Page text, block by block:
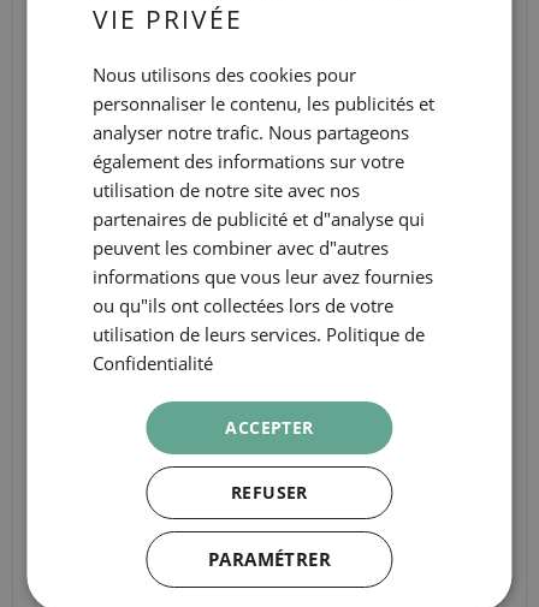
rendant ainsi plus sinueux.
REC MODERNE
Au XVIIIe siècle, Barcelone connait une explosion
démographique importante. La ville s’étend, faisant
surgir une nouvelle zone, celle de la "
Hort i Vinyet
GERMAN
RUSSIAN
VIE PRIVÉE
Nous utilisons des cookies pour
personnaliser le contenu, les publicités et
analyser notre trafic. Nous partageons
également des informations sur votre
utilisation de notre site avec nos
partenaires de publicité et d"analyse qui
peuvent les combiner avec d"autres
informations que vous leur avez fournies
ou qu"ils ont collectées lors de votre
utilisation de leurs services. Politique de
Confidentialité
ACCEPTER
REFUSER
PARAMÉTRER